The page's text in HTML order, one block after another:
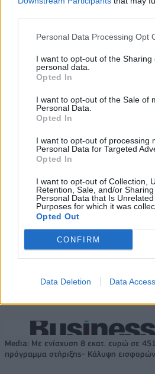
Personal Data Processing Opt
I want to opt-out of the Sharing
personal data.
Opted In
I want to opt-out of the Sale of
Personal Data.
Opted In
I want to opt-out of processing
Personal Data for Targeted
Opted In
I want to opt-out of Collection,
Retention, Sale, and/or
Personal Data that Is
Purposes for which it was
Opted Out
CONFIRM
Data Deletion Data Access
Γουόκαπ ο Ολυμπιακός – Ζητά
δύο εκατομμύρια από την
Ντουμπάι»
α΄
Όμιλος ΔΕΗ: Νέα συμφωνία για
GW σε Πολωνία και Ουγγαρία
πώληση συμμετοχής στο Sofia
South Ring Mall έναντι 49,35
Media: Με ενίσχυση 8 εκατ. ευρώ σε 451
πρόγραμμα στήριξης- Κάλυψη